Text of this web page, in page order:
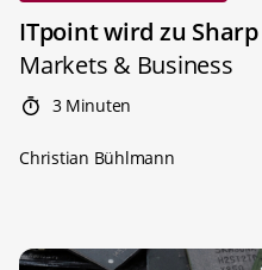
ITpoint wird zu Sharp
Markets & Business
3 Minuten
Christian Bühlmann